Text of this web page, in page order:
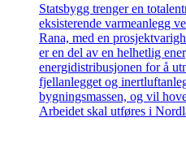
Statsbygg trenger en
eksisterende varmeanlegg
Rana, med en
er en del av en helhetlig
energidistribusjonen for å
fjellanlegget og
bygningsmassen, og vil
Arbeidet skal utføres i